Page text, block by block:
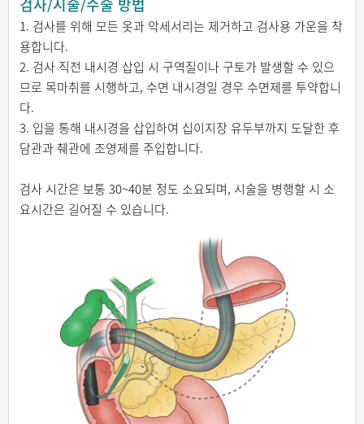
검사/시술/수술 방법
1. 검사를 위해 모든 옷과 악세서리는 제거하고 검사용 가운을 착
용합니다.
2. 검사 직전 내시경 삽입 시 구역질이나 구토가 발생할 수 있으
므로 목마취를 시행하고, 수면 내시경일 경우 수면제를 투약합니
다.
3. 입을 통해 내시경을 삽입하여 십이지장 유두부까지 도달한 후
담관과 췌관에 조영제를 주입합니다.
검사 시간은 보통 30~40분 정도 소요되며, 시술을 병행할 시 소
요시간은 길어질 수 있습니다.